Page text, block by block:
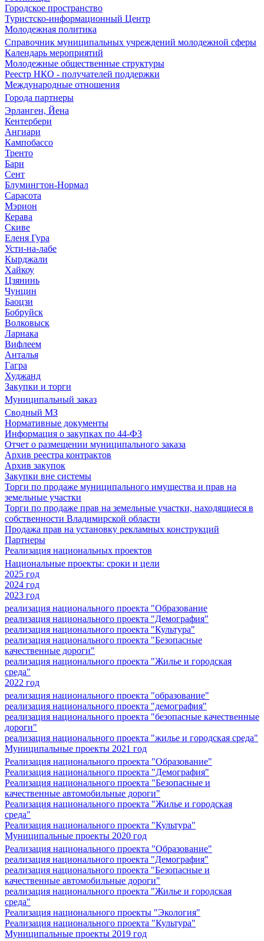
Городское пространство
Туристско-информационный Центр
Молодежная политика
Справочник муниципальных учреждений молодежной сферы
Календарь мероприятий
Молодежные общественные структуры
Реестр НКО - получателей поддержки
Международные отношения
Города партнеры
Эрланген, Йена
Кентербери
Ангиари
Кампобассо
Тренто
Бари
Сент
Блумингтон-Нормал
Сарасота
Мэрион
Керава
Скиве
Еленя Гура
Усти-на-лабе
Кырджали
Хайкоу
Цзянинь
Чунцин
Баоцзи
Бобруйск
Волковыск
Ларнака
Вифлеем
Анталья
Гагра
Худжанд
Закупки и торги
Муниципальный заказ
Сводный МЗ
Нормативные документы
Информация о закупках по 44-ФЗ
Отчет о размещении муниципального заказа
Архив реестра контрактов
Архив закупок
Закупки вне системы
Торги по продаже муниципального имущества и прав на
земельные участки
Торги по продаже прав на земельные участки, находящиеся в
собственности Владимирской области
Продажа прав на установку рекламных конструкций
Партнеры
Реализация национальных проектов
Национальные проекты: сроки и цели
2025 год
2024 год
2023 год
реализация национального проекта "Образование
реализация национального проекта "Демография"
реализация национального проекта "Культура"
реализация национального проекта "Безопасные
качественные дороги"
реализация национального проекта "Жилье и городская
среда"
2022 год
реализация национального проекта "образование"
реализация национального проекта "демография"
реализация национального проекта "безопасные качественные
дороги"
реализация национального проекта "жилье и городская среда"
Муниципальные проекты 2021 год
Реализация национального проекта "Образование"
Реализация национального проекта "Демография"
Реализация национального проекта "Безопасные и
качественные автомобильные дороги"
Реализация национального проекта "Жилье и городская
среда"
Реализация национального проекта "Культура"
Муниципальные проекты 2020 год
Реализация национального проекта "Образование"
реализация национального проекта "Демография"
реализация национального проекта "Безопасные и
качественные автомобильные дороги"
реализация национального проекта "Жилье и городская
среда"
Реализация национального проекты "Экология"
Реализация национального проекта "Культура"
Муниципальные проекты 2019 год